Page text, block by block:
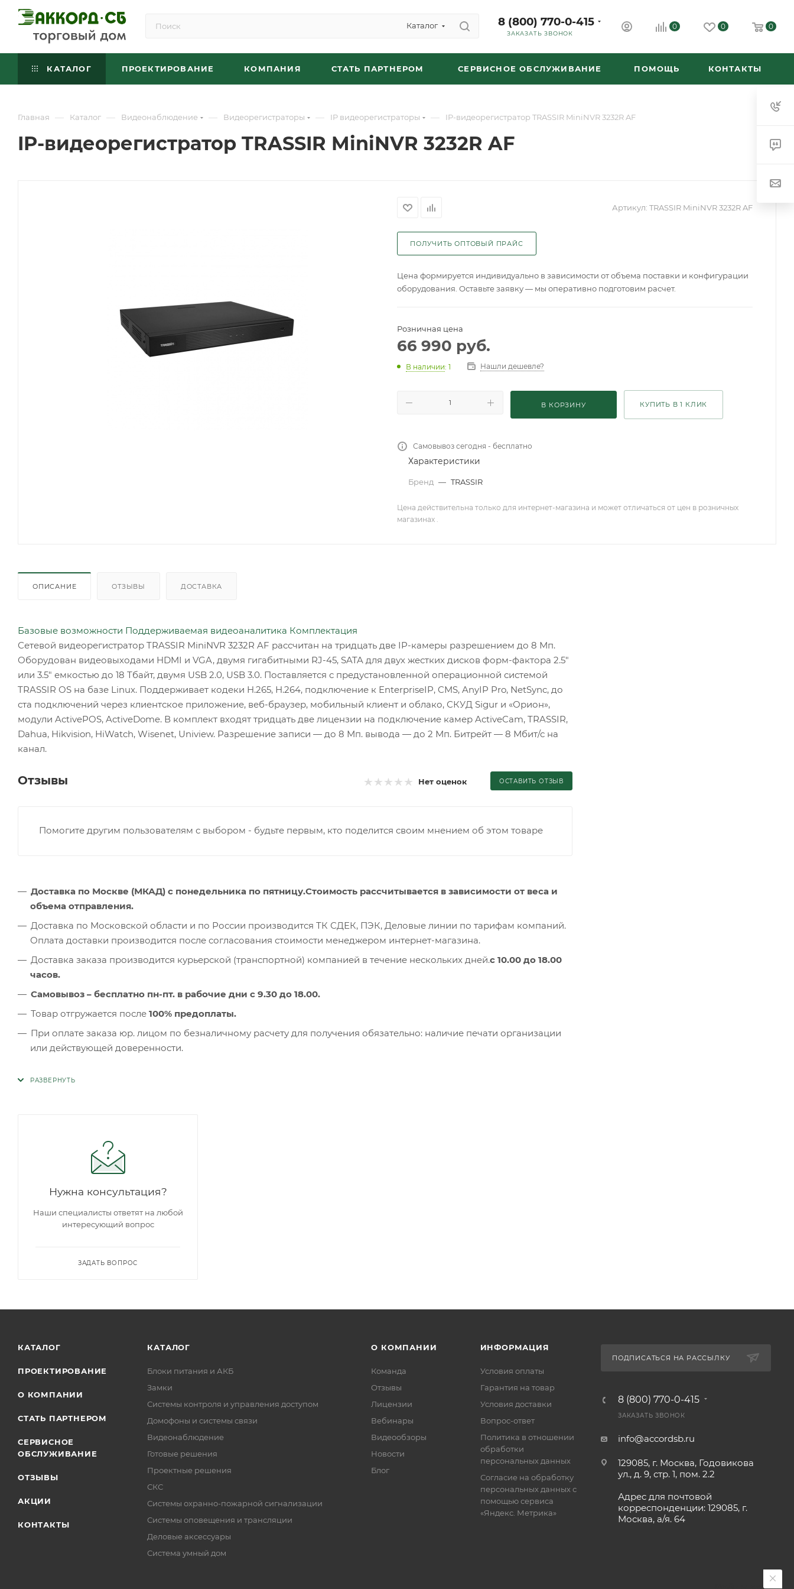
Каталог 8 (800) 770-0-415
ЗАКАЗАТЬ ЗВОНОК
0 0 0
КАТАЛОГ ПРОЕКТИРОВАНИЕ КОМПАНИЯ СТАТЬ ПАРТНЕРОМ СЕРВИСНОЕ ОБСЛУЖИВАНИЕ ПОМОЩЬ КОНТАКТЫ
Главная — Каталог — Видеонаблюдение — Видеорегистраторы — IP видеорегистраторы — IP-видеорегистратор TRASSIR MiniNVR 3232R AF
IP-видеорегистратор TRASSIR MiniNVR 3232R AF
Артикул: TRASSIR MiniNVR 3232R AF
ПОЛУЧИТЬ ОПТОВЫЙ ПРАЙС
Цена формируется индивидуально в зависимости от объема поставки и конфигурации
оборудования. Оставьте заявку — мы оперативно подготовим расчет.
Розничная цена
66 990 руб.
В наличии: 1 Нашли дешевле?
В КОРЗИНУ КУПИТЬ В 1 КЛИК
Самовывоз сегодня - бесплатно
Характеристики
Бренд — TRASSIR
Цена действительна только для интернет-магазина и может отличаться от цен в розничных
магазинах .
ОПИСАНИЕ ОТЗЫВЫ ДОСТАВКА
Базовые возможности Поддерживаемая видеоаналитика Комплектация
Сетевой видеорегистратор TRASSIR MiniNVR 3232R AF рассчитан на тридцать две IP-камеры разрешением до 8 Мп.
Оборудован видеовыходами HDMI и VGA, двумя гигабитными RJ-45, SATA для двух жестких дисков форм-фактора 2.5"
или 3.5" емкостью до 18 Тбайт, двумя USB 2.0, USB 3.0. Поставляется с предустановленной операционной системой
TRASSIR OS на базе Linux. Поддерживает кодеки H.265, Н.264, подключение к EnterpriseIP, CMS, AnyIP Pro, NetSync, до
ста подключений через клиентское приложение, веб-браузер, мобильный клиент и облако, СКУД Sigur и «Орион»,
модули ActivePOS, ActiveDome. В комплект входят тридцать две лицензии на подключение камер ActiveCam, TRASSIR,
Dahua, Hikvision, HiWatch, Wisenet, Uniview. Разрешение записи — до 8 Мп. вывода — до 2 Мп. Битрейт — 8 Мбит/с на
канал.
Отзывы Нет оценок ОСТАВИТЬ ОТЗЫВ
Помогите другим пользователям с выбором - будьте первым, кто поделится своим мнением об этом товаре
Доставка по Москве (МКАД) с понедельника по пятницу.Стоимость рассчитывается в зависимости от веса и
объема отправления.
Доставка по Московской области и по России производится ТК СДЕК, ПЭК, Деловые линии по тарифам компаний.
Оплата доставки производится после согласования стоимости менеджером интернет-магазина.
Доставка заказа производится курьерской (транспортной) компанией в течение нескольких дней.с 10.00 до 18.00
часов.
Самовывоз – бесплатно пн-пт. в рабочие дни с 9.30 до 18.00.
Товар отгружается после 100% предоплаты.
При оплате заказа юр. лицом по безналичному расчету для получения обязательно: наличие печати организации
или действующей доверенности.
Нужна консультация?
Наши специалисты ответят на любой
интересующий вопрос
ЗАДАТЬ ВОПРОС
КАТАЛОГ
ПРОЕКТИРОВАНИЕ
О КОМПАНИИ
СТАТЬ ПАРТНЕРОМ
СЕРВИСНОЕ
ОБСЛУЖИВАНИЕ
ОТЗЫВЫ
АКЦИИ
КОНТАКТЫ
КАТАЛОГ
Блоки питания и АКБ
Замки
Системы контроля и управления доступом
Домофоны и системы связи
Видеонаблюдение
Готовые решения
Проектные решения
СКС
Системы охранно-пожарной сигнализации
Системы оповещения и трансляции
Деловые аксессуары
Система умный дом
О КОМПАНИИ
Команда
Отзывы
Лицензии
Вебинары
Видеообзоры
Новости
Блог
ИНФОРМАЦИЯ
Условия оплаты
Гарантия на товар
Условия доставки
Вопрос-ответ
Политика в отношении
обработки
персональных данных
Согласие на обработку
персональных данных с
помощью сервиса
«Яндекс. Метрика»
ПОДПИСАТЬСЯ НА РАССЫЛКУ
8 (800) 770-0-415
ЗАКАЗАТЬ ЗВОНОК
info@accordsb.ru
129085, г. Москва, Годовикова
ул., д. 9, стр. 1, пом. 2.2
Адрес для почтовой
корреспонденции: 129085, г.
Москва, а/я. 64